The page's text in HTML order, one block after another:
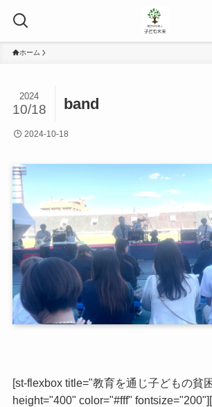
ホーム
band
2024
10/18
2024-10-18
[st-flexbox title="教育を通じ子どもの貧
height="400" color="#fff"